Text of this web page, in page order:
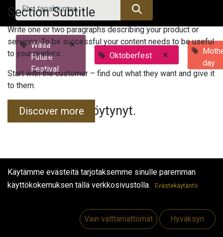
Wasa
Future
Festival
×
Oktoberfest ×
day
Tapahtumia ei löytynyt.
Hyödyllisiä linkkejä
Section Subtitle
Write one or two paragraphs describing your product or
services. To be successful your content needs to be useful
to your readers.
Start with the customer – find out what they want and give it
to them.
Discover more
Käytämme evästeitä tarjotaksemme sinulle paremman
käyttökokemuksen tällä verkkosivustolla.
Evästekäytäntö
Vain välttämättömät Hyväksyn